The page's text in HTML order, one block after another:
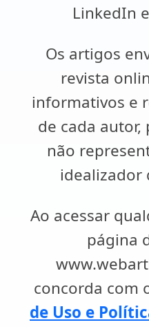
LinkedIn
Os artigos
revista
informativos e
de cada
não
idealizador
Ao acessar
página
concorda com
de Uso e